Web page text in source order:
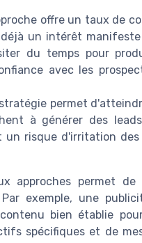
offre un taux de
un intérêt
du temps pour
avec les
permet
à générer des
risque d'irritation
approches permet
exemple, une
bien établie
spécifiques et de